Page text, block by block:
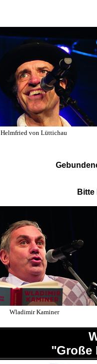
Helmfried von Lüttichau
Wladimir Kaminer
"Große